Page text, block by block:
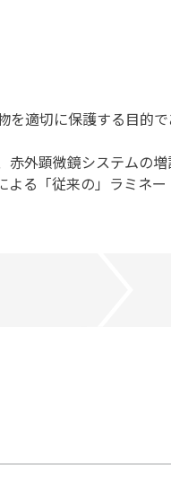
適切に保護する目的
外顕微鏡システムの
る「従来の」ラミネ